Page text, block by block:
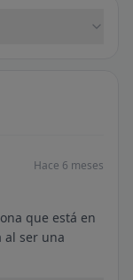
Hace 6 meses
que está en
al ser una